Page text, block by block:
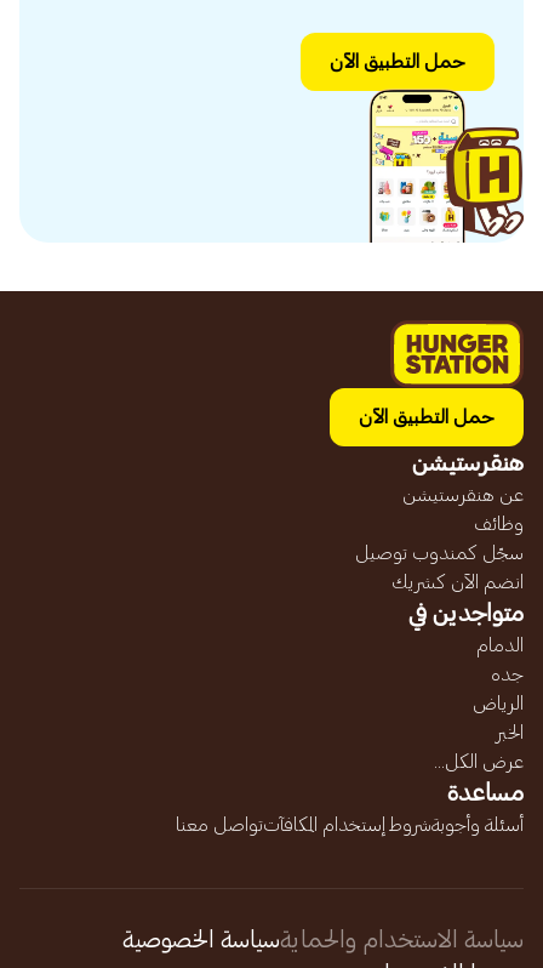
حمل التطبيق الآن
حمل التطبيق الآن
هنقرستيشن
عن هنقرستيشن
وظائف
سجّل كمندوب توصيل
انضم الآن كشريك
متواجدين في
الدمام
جده
الرياض
الخبر
عرض الكل...
مساعدة
أسئلة وأجوبةشروط إستخدام المكافآتتواصل معنا
سياسة الاستخدام والحمايةسياسة الخصوصية